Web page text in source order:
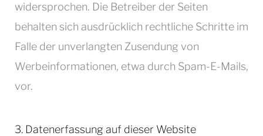
widersprochen. Die Betreiber der Seiten
behalten sich ausdrücklich rechtliche Schritte im
Falle der unverlangten Zusendung von
Werbeinformationen, etwa durch Spam-E-Mails,
vor.
3. Datenerfassung auf dieser Website